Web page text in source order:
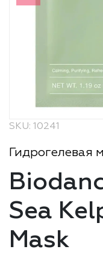
SKU: 10241
Гидрогелевая
Sea
Mask